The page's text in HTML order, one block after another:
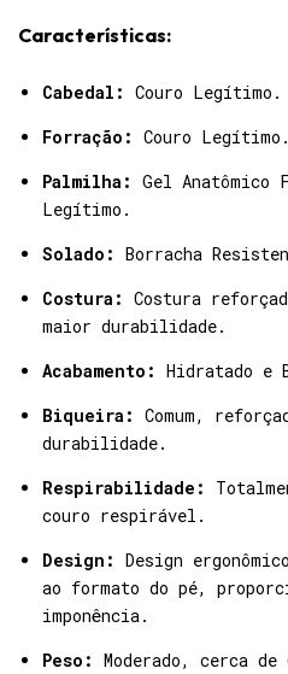
Características:
Cabedal: Couro Legítimo.
Forração: Couro Legítimo.
Palmilha: Gel Anatômico
Legítimo.
Solado: Borracha
Costura: Costura
maior durabilidade.
Acabamento: Hidratado e
Biqueira: Comum,
durabilidade.
Respirabilidade:
couro respirável.
Design: Design
ao formato do pé,
imponência.
Peso: Moderado, cerca de